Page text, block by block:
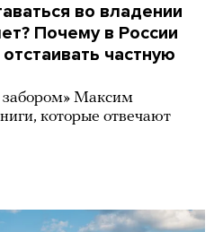
во владении
Почему в России
частную
Максим
которые отвечают